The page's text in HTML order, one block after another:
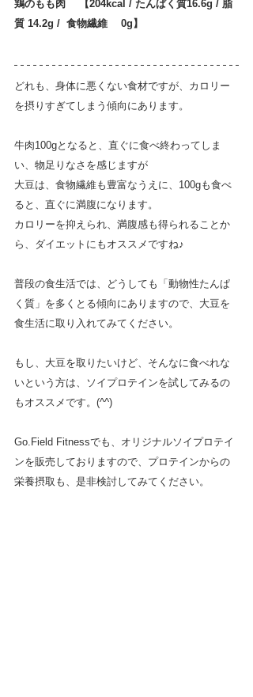
鶏のもも肉　 【204kcal / たんぱく質16.6g / 脂
質 14.2g /  食物繊維 　0g】
どれも、身体に悪くない食材ですが、カロリー
を摂りすぎてしまう傾向にあります。
牛肉100gとなると、直ぐに食べ終わってしま
い、物足りなさを感じますが
大豆は、食物繊維も豊富なうえに、100gも食べ
ると、直ぐに満腹になります。
カロリーを抑えられ、満腹感も得られることか
ら、ダイエットにもオススメですね♪
普段の食生活では、どうしても「動物性たんぱ
く質」を多くとる傾向にありますので、大豆を
食生活に取り入れてみてください。
もし、大豆を取りたいけど、そんなに食べれな
いという方は、ソイプロテインを試してみるの
もオススメです。(^^)
Go.Field Fitnessでも、オリジナルソイプロテイ
ンを販売しておりますので、プロテインからの
栄養摂取も、是非検討してみてください。